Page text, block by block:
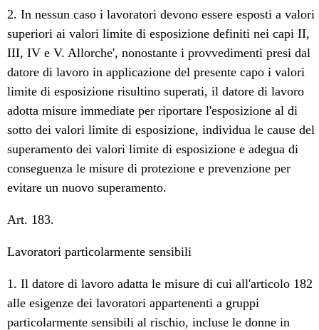
2. In nessun caso i lavoratori devono essere esposti a valori
superiori ai valori limite di esposizione definiti nei capi II,
III, IV e V. Allorche', nonostante i provvedimenti presi dal
datore di lavoro in applicazione del presente capo i valori
limite di esposizione risultino superati, il datore di lavoro
adotta misure immediate per riportare l'esposizione al di
sotto dei valori limite di esposizione, individua le cause del
superamento dei valori limite di esposizione e adegua di
conseguenza le misure di protezione e prevenzione per
evitare un nuovo superamento.
Art. 183.
Lavoratori particolarmente sensibili
1. Il datore di lavoro adatta le misure di cui all'articolo 182
alle esigenze dei lavoratori appartenenti a gruppi
particolarmente sensibili al rischio, incluse le donne in